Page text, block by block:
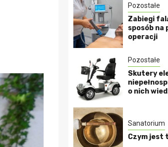
Pozostałe
Zabiegi
sposób na
operacji
Pozostałe
Skutery
o nich
Sanatorium
Czym jest